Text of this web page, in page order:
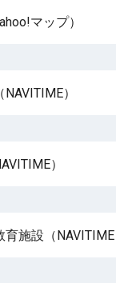
マップ）
）
）
施設（NAVITIME